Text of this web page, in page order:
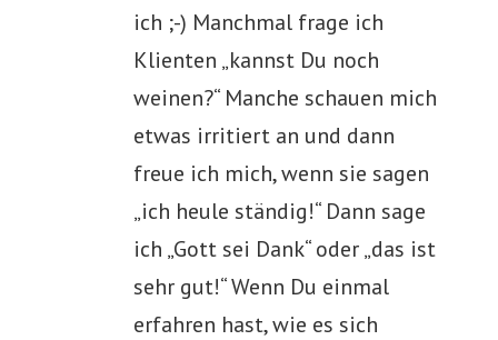
ich ;-) Manchmal frage ich
Klienten „kannst Du noch
weinen?“ Manche schauen mich
etwas irritiert an und dann
freue ich mich, wenn sie sagen
„ich heule ständig!“ Dann sage
ich „Gott sei Dank“ oder „das ist
sehr gut!“ Wenn Du einmal
erfahren hast, wie es sich